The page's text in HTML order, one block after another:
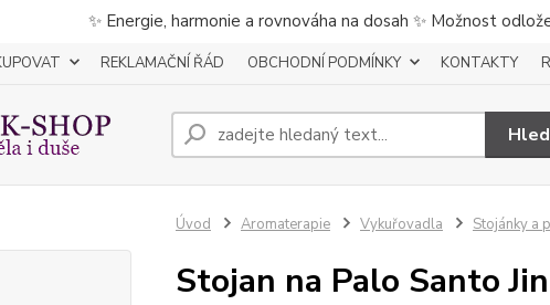
✨ Energie, harmonie a rovnováha na dosah ✨ Možnost
REKLAMAČNÍ ŘÁD OBCHODNÍ PODMÍNKY KONTAKTY
Úvod Aromaterapie Vykuřovadla Stojánky a
Stojan na Palo Santo